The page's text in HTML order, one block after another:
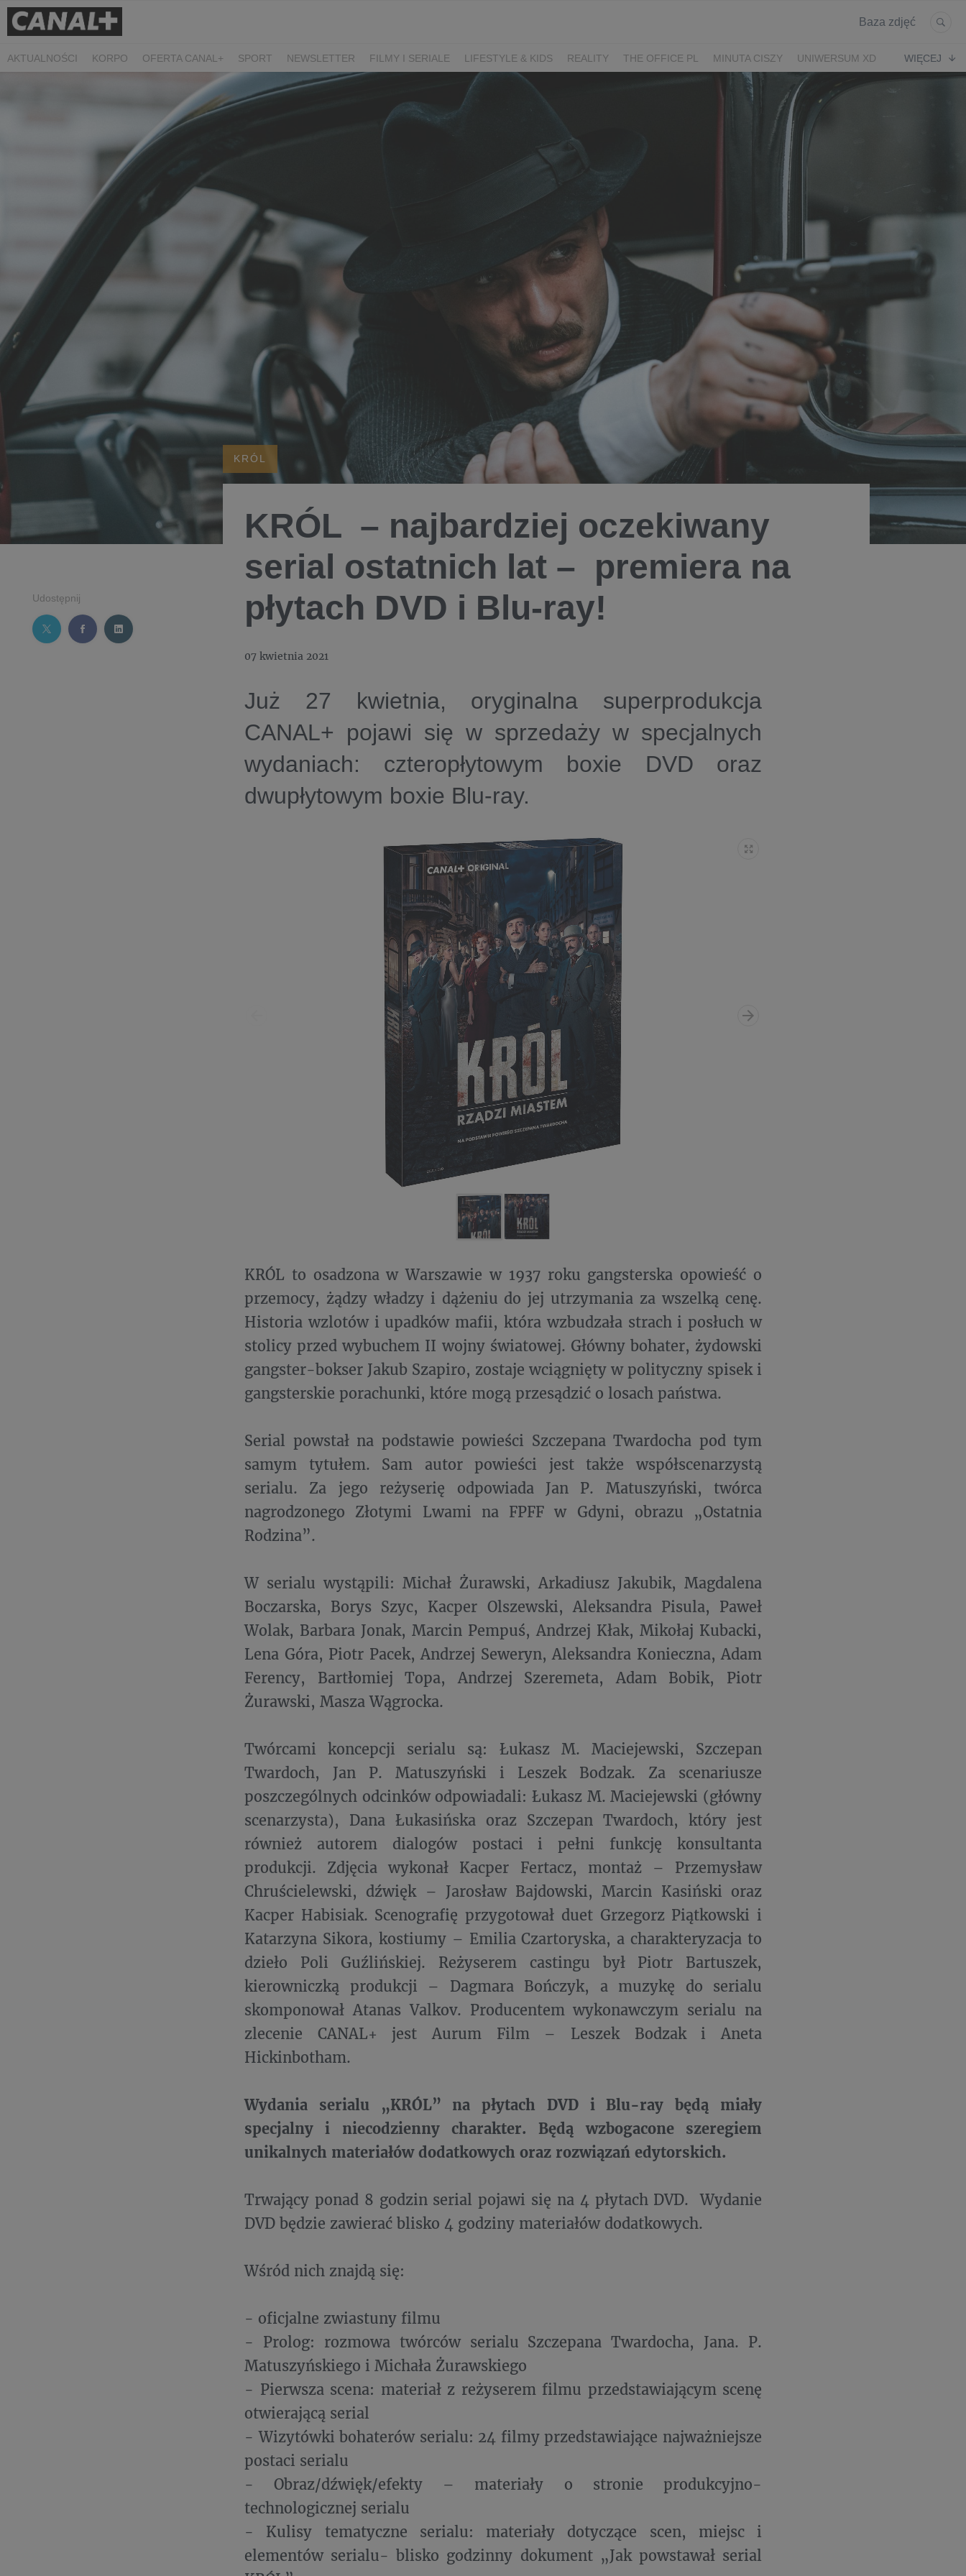
Baza zdjęć
AKTUALNOŚCI KORPO OFERTA CANAL+ SPORT NEWSLETTER FILMY I SERIALE LIFESTYLE & KIDS REALITY THE OFFICE PL MINUTA CISZY
UNIWERSUM XD
ALGORYTM MIŁOŚCI KIEDY ŚLUB? SORTOWNIA
KRÓL KIDS
WIĘCEJ
Udostępnij
KRÓL
KRÓL – najbardziej oczekiwany
serial ostatnich lat – premiera na
płytach DVD i Blu-ray!
07 kwietnia 2021
Już 27 kwietnia, oryginalna superprodukcja
CANAL+ pojawi się w sprzedaży w specjalnych
wydaniach: czteropłytowym boxie DVD oraz
dwupłytowym boxie Blu-ray.
KRÓL to osadzona w Warszawie w 1937 roku gangsterska opowieść o
przemocy, żądzy władzy i dążeniu do jej utrzymania za wszelką cenę.
Historia wzlotów i upadków mafii, która wzbudzała strach i posłuch w
stolicy przed wybuchem II wojny światowej. Główny bohater, żydowski
gangster-bokser Jakub Szapiro, zostaje wciągnięty w polityczny spisek i
gangsterskie porachunki, które mogą przesądzić o losach państwa.
Serial powstał na podstawie powieści Szczepana Twardocha pod tym
samym tytułem. Sam autor powieści jest także współscenarzystą
serialu. Za jego reżyserię odpowiada Jan P. Matuszyński, twórca
nagrodzonego Złotymi Lwami na FPFF w Gdyni, obrazu „Ostatnia
Rodzina”.
W serialu wystąpili: Michał Żurawski, Arkadiusz Jakubik, Magdalena
Boczarska, Borys Szyc, Kacper Olszewski, Aleksandra Pisula, Paweł
Wolak, Barbara Jonak, Marcin Pempuś, Andrzej Kłak, Mikołaj Kubacki,
Lena Góra, Piotr Pacek, Andrzej Seweryn, Aleksandra Konieczna, Adam
Ferency, Bartłomiej Topa, Andrzej Szeremeta, Adam Bobik, Piotr
Żurawski, Masza Wągrocka.
Twórcami koncepcji serialu są: Łukasz M. Maciejewski, Szczepan
Twardoch, Jan P. Matuszyński i Leszek Bodzak. Za scenariusze
poszczególnych odcinków odpowiadali: Łukasz M. Maciejewski (główny
scenarzysta), Dana Łukasińska oraz Szczepan Twardoch, który jest
również autorem dialogów postaci i pełni funkcję konsultanta
produkcji. Zdjęcia wykonał Kacper Fertacz, montaż – Przemysław
Chruścielewski, dźwięk – Jarosław Bajdowski, Marcin Kasiński oraz
Kacper Habisiak. Scenografię przygotował duet Grzegorz Piątkowski i
Katarzyna Sikora, kostiumy – Emilia Czartoryska, a charakteryzacja to
dzieło Poli Guźlińskiej. Reżyserem castingu był Piotr Bartuszek,
kierowniczką produkcji – Dagmara Bończyk, a muzykę do serialu
skomponował Atanas Valkov. Producentem wykonawczym serialu na
zlecenie CANAL+ jest Aurum Film – Leszek Bodzak i Aneta
Hickinbotham.
Wydania serialu „KRÓL” na płytach DVD i Blu-ray będą miały
specjalny i niecodzienny charakter. Będą wzbogacone szeregiem
unikalnych materiałów dodatkowych oraz rozwiązań edytorskich.
Trwający ponad 8 godzin serial pojawi się na 4 płytach DVD. Wydanie
DVD będzie zawierać blisko 4 godziny materiałów dodatkowych.
Wśród nich znajdą się:
- oficjalne zwiastuny filmu
- Prolog: rozmowa twórców serialu Szczepana Twardocha, Jana. P.
Matuszyńskiego i Michała Żurawskiego
- Pierwsza scena: materiał z reżyserem filmu przedstawiającym scenę
otwierającą serial
- Wizytówki bohaterów serialu: 24 filmy przedstawiające najważniejsze
postaci serialu
- Obraz/dźwięk/efekty – materiały o stronie produkcyjno-
technologicznej serialu
- Kulisy tematyczne serialu: materiały dotyczące scen, miejsc i
elementów serialu- blisko godzinny dokument „Jak powstawał serial